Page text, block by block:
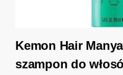
Kemon Hair
szampon do